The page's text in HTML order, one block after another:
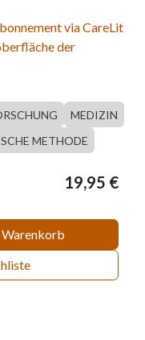
via CareLit
der
MEDIZIN
METHODE
Warenkorb
19,95 €